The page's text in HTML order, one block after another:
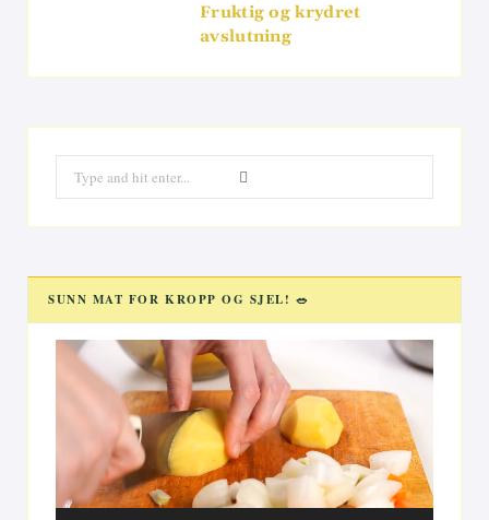
Fruktig og krydret
avslutning
for:
SUNN MAT FOR KROPP OG SJEL! 🥗
Videoavspiller